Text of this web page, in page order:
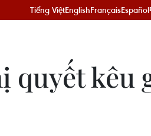
Tiếng ViệtEnglishFrançaisEspañol
quyết kêu